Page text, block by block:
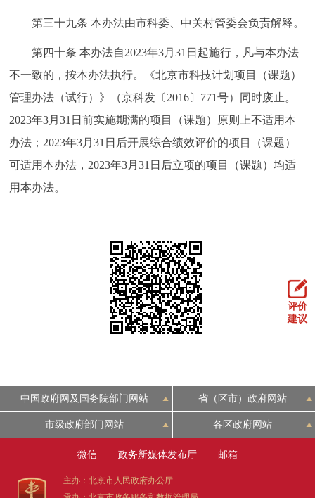
第三十九条 本办法由市科委、中关村管委会负责解释。
第四十条 本办法自2023年3月31日起施行，凡与本办法
不一致的，按本办法执行。《北京市科技计划项目（课题）
管理办法（试行）》（京科发〔2016〕771号）同时废止。
2023年3月31日前实施期满的项目（课题）原则上不适用本
办法；2023年3月31日后开展综合绩效评价的项目（课题）
可适用本办法，2023年3月31日后立项的项目（课题）均适
用本办法。
评价
建议
中国政府网及国务院部门网站 省（区市）政府网站
市级政府部门网站 各区政府网站
微信 政务新媒体发布厅 邮箱
主办：北京市人民政府办公厅